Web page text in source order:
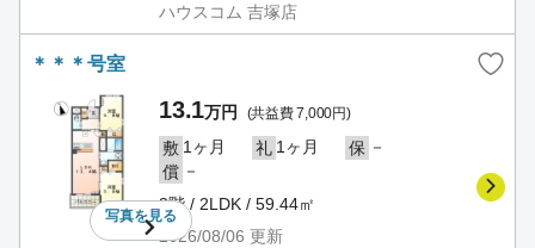
ハウスコム 吉塚店
＊＊＊号室
写真を見る
13.1万円 (共益費 7,000円)
敷 1ヶ月 礼 1ヶ月 保 －
償 －
3階 / 2LDK / 59.44㎡
2026/08/06 更新